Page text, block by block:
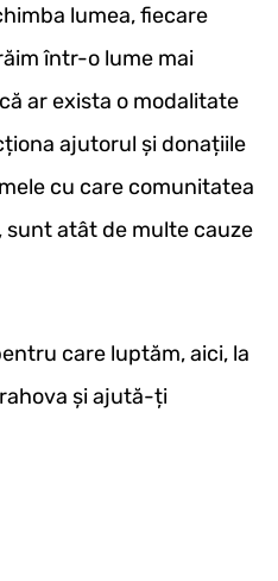
lumea, fiecare
într-o lume mai
ar exista o modalitate
ajutorul și donațiile
cu care comunitatea
atât de multe cauze
care luptăm, aici, la
și ajută-ți